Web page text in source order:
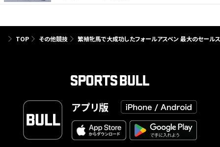
TOP その他競技 繁殖牝馬で大成功したフォールアスペン 最大のセール
アプリ版